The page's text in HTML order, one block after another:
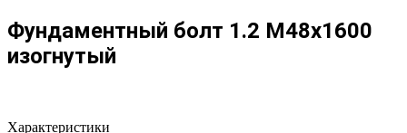
Фундаментный болт 1.2 М48х1600
изогнутый
Характеристики